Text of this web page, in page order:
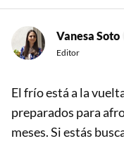
Vanesa Soto
Editor
El frío está a la
preparados para
meses. Si estás